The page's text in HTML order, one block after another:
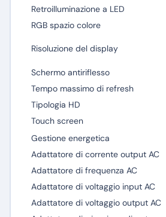
Retroilluminazione a LED
RGB spazio colore
Risoluzione del display
Schermo antiriflesso
Tempo massimo di refresh
Tipologia HD
Touch screen
Gestione energetica
Adattatore di corrente output AC
Adattatore di frequenza AC
Adattatore di voltaggio input AC
Adattatore di voltaggio output AC